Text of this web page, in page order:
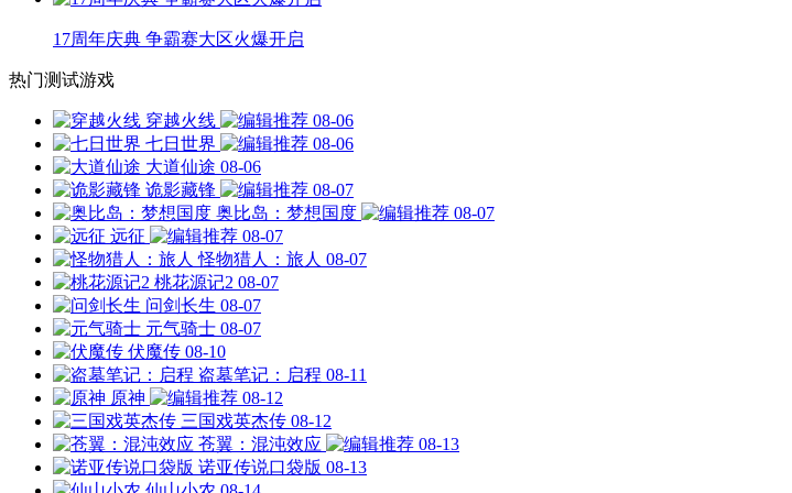
17周年庆典 争霸赛大区火爆开启
热门测试游戏
穿越火线
08-06
七日世界
08-06
大道仙途 08-06
诡影藏锋
08-07
奥比岛：梦想国度
08-07
远征
08-07
怪物猎人：旅人 08-07
桃花源记2 08-07
问剑长生 08-07
元气骑士 08-07
伏魔传 08-10
盗墓笔记：启程 08-11
原神
08-12
三国戏英杰传 08-12
苍翼：混沌效应
08-13
诺亚传说口袋版 08-13